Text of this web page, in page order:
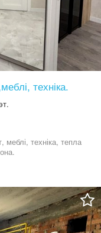
техніка.
техніка, тепла